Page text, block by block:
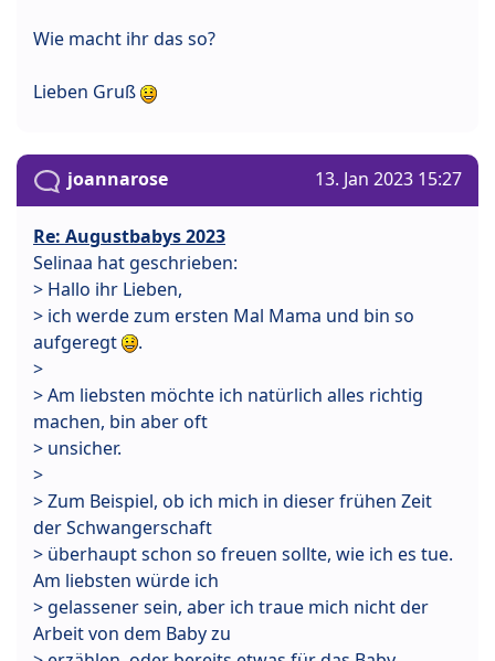
Wie macht ihr das so?
Lieben Gruß
joannarose 13. Jan 2023 15:27
Re: Augustbabys 2023
Selinaa hat geschrieben:
> Hallo ihr Lieben,
> ich werde zum ersten Mal Mama und bin so
aufgeregt
.
>
> Am liebsten möchte ich natürlich alles richtig
machen, bin aber oft
> unsicher.
>
> Zum Beispiel, ob ich mich in dieser frühen Zeit
der Schwangerschaft
> überhaupt schon so freuen sollte, wie ich es tue.
Am liebsten würde ich
> gelassener sein, aber ich traue mich nicht der
Arbeit von dem Baby zu